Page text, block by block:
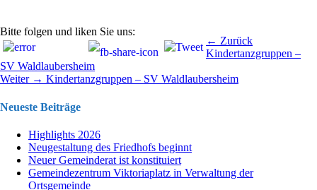
Bitte folgen und liken Sie uns:
Beitragsnavigation ← Zurück
Beitrag:
Kindertanzgruppen –
SV Waldlaubersheim
Weiter → Nächster
Kindertanzgruppen – SV Waldlaubersheim
Neueste Beiträge
Highlights 2026
Neugestaltung des Friedhofs beginnt
Neuer Gemeinderat ist konstituiert
Gemeindezentrum Viktoriaplatz in Verwaltung der
Ortsgemeinde